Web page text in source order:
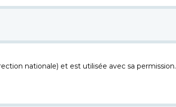
nationale) et est utilisée avec sa permission.